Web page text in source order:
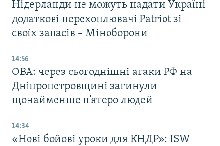
Нідерланди не можуть надати Україні
додаткові перехоплювачі Patriot зі
своїх запасів – Міноборони
14:56
ОВА: через сьогоднішні атаки РФ на
Дніпропетровщині загинули
щонайменше п’ятеро людей
14:34
«Нові бойові уроки для КНДР»: ISW